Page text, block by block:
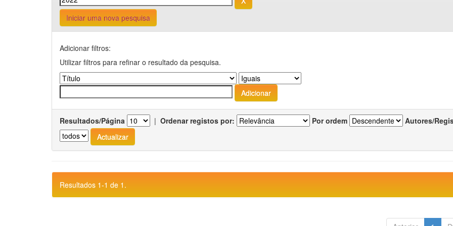
Iniciar uma nova pesquisa
Adicionar filtros:
Utilizar filtros para refinar o resultado da pesquisa.
Resultados/Página | Ordenar registos por: Por ordem Autores/
Resultados 1-1 de 1.